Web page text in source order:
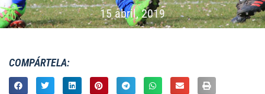
15 abril, 2019
COMPÁRTELA: